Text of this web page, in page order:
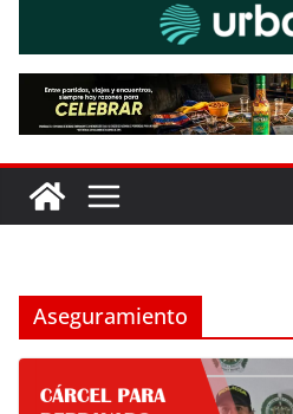
Aseguramiento